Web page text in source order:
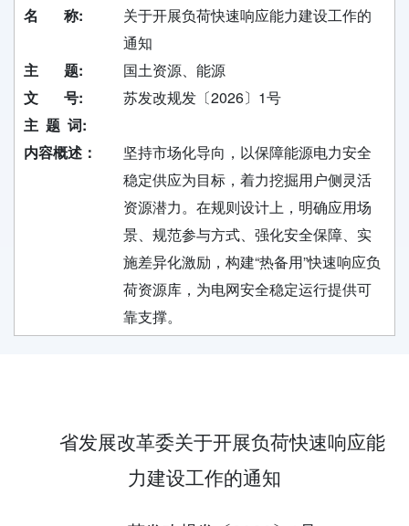
名 称:
关于开展负荷快速响应能力建设工作的
通知
主 题:
国土资源、能源
文 号:
苏发改规发〔2026〕1号
主 题 词:
内容概述：
坚持市场化导向，以保障能源电力安全
稳定供应为目标，着力挖掘用户侧灵活
资源潜力。在规则设计上，明确应用场
景、规范参与方式、强化安全保障、实
施差异化激励，构建“热备用”快速响应负
荷资源库，为电网安全稳定运行提供可
靠支撑。
省发展改革委关于开展负荷快速响应能
力建设工作的通知